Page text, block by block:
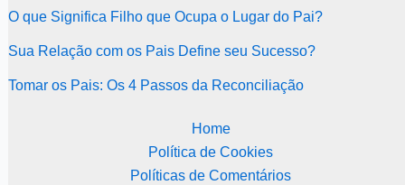
O que Significa Filho que Ocupa o Lugar do Pai?
Sua Relação com os Pais Define seu Sucesso?
Tomar os Pais: Os 4 Passos da Reconciliação
Home
Política de Cookies
Políticas de Comentários